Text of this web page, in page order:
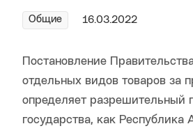
Общие 16.03.2022
Постановление
отдельных видов товаров за
определяет разрешительный
государства, как